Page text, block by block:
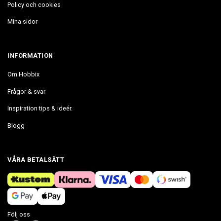
Policy och cookies
Mina sidor
INFORMATION
Om Hobbix
Frågor & svar
Inspiration tips & ideér.
Blogg
VÅRA BETALSÄTT
Följ oss